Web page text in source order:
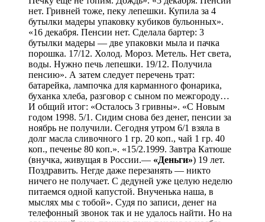
нет. Гривней тоже, пеку лепешки. Купила за 4
бутылки мадеры упаковку кубиков бульонных».
«16 декабря. Пенсии нет. Сделала бартер: 3
бутылки мадеры — две упаковки мыла и пачка
порошка. 17/12. Холод. Мороз. Метель. Нет света,
воды. Нужно печь лепешки. 19/12. Получила
пенсию». А затем следует перечень трат:
батарейка, лампочка для карманного фонарика,
буханка хлеба, разговор с сыном по межгороду…
И общий итог: «Осталось 3 гривны». «С Новым
годом 1998. 5/1. Сидим снова без денег, пенсии за
ноябрь не получили. Сегодня утром 6/1 взяла в
долг масла сливочного 1 гр. 20 коп., чай 1 гр. 40
коп., печенье 80 коп.». «15/2.1999. Завтра Катюше
(внучка, живущая в России.— «Деньги») 19 лет.
Поздравить. Негде даже перезанять — никто
ничего не получает. С дедуней уже целую неделю
питаемся одной капустой. Внученька наша, в
мыслях мы с тобой». Судя по записи, денег на
телефонный звонок так и не удалось найти. Но на